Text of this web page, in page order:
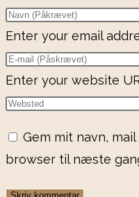
Enter your email
Enter your website
Gem mit navn,
browser til næste